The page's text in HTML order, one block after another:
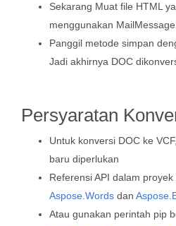
Sekarang Muat file HTML
menggunakan
Panggil metode simpan
Jadi akhirnya DOC
Persyaratan
Untuk konversi DOC ke
baru diperlukan
Referensi API dalam
Aspose.Words dan
Atau gunakan perintah pip